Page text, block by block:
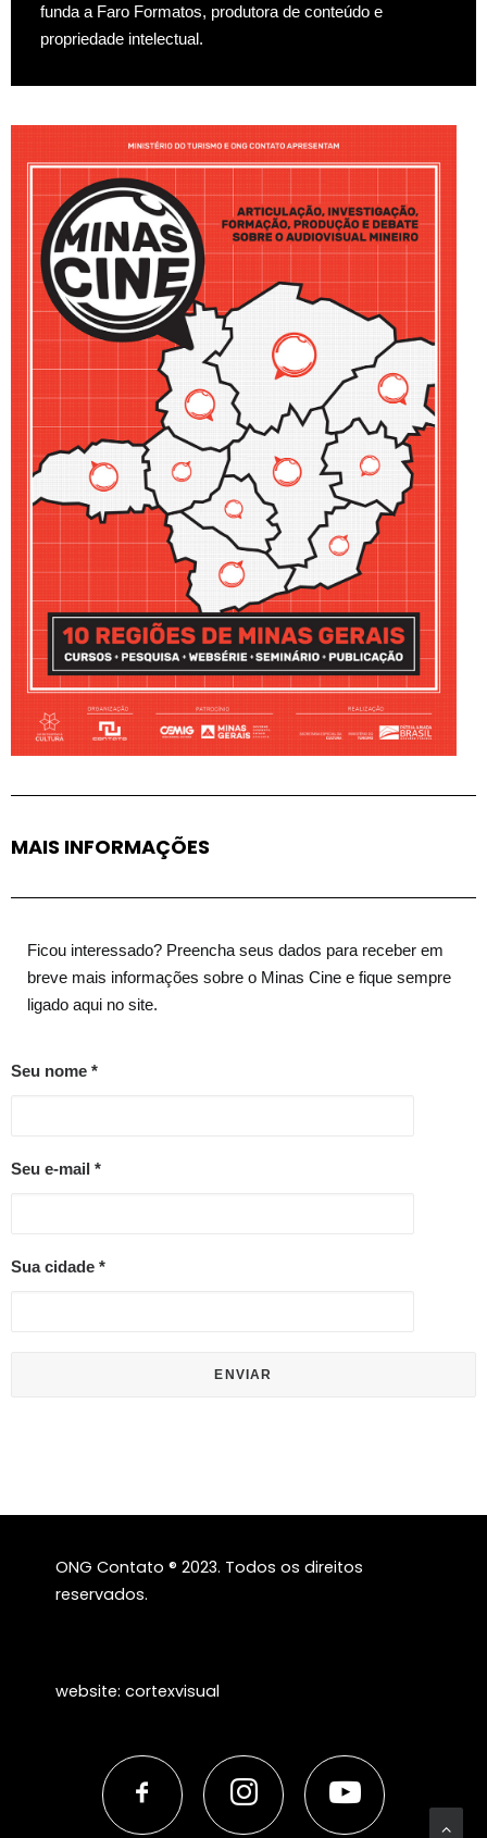
funda a Faro Formatos, produtora de conteúdo e
propriedade intelectual.
MAIS INFORMAÇÕES
Ficou interessado? Preencha seus dados para receber em
breve mais informações sobre o Minas Cine e fique sempre
ligado aqui no site.
Seu nome *
Seu e-mail *
Sua cidade *
ONG Contato ® 2023. Todos os direitos
reservados.
website: cortexvisual